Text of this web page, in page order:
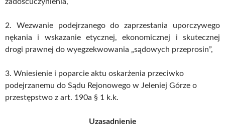
2. Wezwanie podejrzanego do zaprzestania uporczywego
nękania i wskazanie etycznej, ekonomicznej i skutecznej
drogi prawnej do wyegzekwowania „sądowych przeprosin”,
3. Wniesienie i poparcie aktu oskarżenia przeciwko
podejrzanemu do Sądu Rejonowego w Jeleniej Górze o
przestępstwo z art. 190a § 1 k.k.
Uzasadnienie